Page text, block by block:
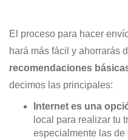
El proceso para hacer
hará más fácil y ahorrarás
recomendaciones
decimos las principales:
Internet es una
local para realizar tu
especialmente las